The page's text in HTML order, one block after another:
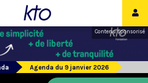
Contenu sponsorisé
Agenda du 9 janvier 2026